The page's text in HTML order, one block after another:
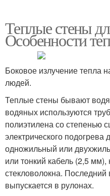
Теплые стены
Особенности
Боковое излучение тепла
людей.
Теплые стены бывают
водяных используются
полиэтилена со степенью
электрического подогрева
одножильный или
или тонкий кабель (2,5
стекловолокна. Последний
выпускается в рулонах.